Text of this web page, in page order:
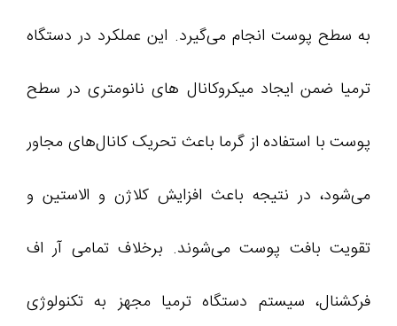
به سطح پوست انجام می‌گیرد. این عملکرد در دستگاه
ترمیا ضمن ایجاد میکروکانال ‌های نانومتری در سطح
پوست با استفاده از گرما باعث تحریک کانال‌‌‌‌‌‌‌‌‌‌های مجاور
می‌شود، در نتیجه باعث افزایش کلاژن و الاستین و
تقویت بافت پوست می‌شوند. برخلاف تمامی آر اف
فرکشنال، سیستم دستگاه ترمیا مجهز به تکنولوژی